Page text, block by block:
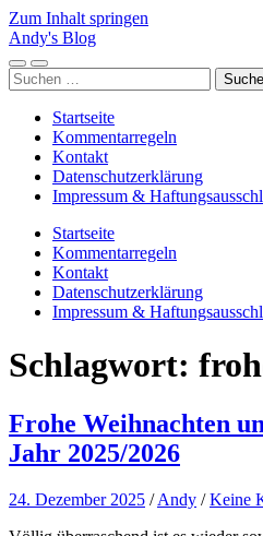
Zum Inhalt springen
Andy's Blog
Mobile-
Menü
Suchfeld
ein-/ausblenden
Suchen
nach:
Startseite
Kommentarregeln
Kontakt
Datenschutzerklärung
Impressum &
Startseite
Kommentarregeln
Kontakt
Datenschutzerklärung
Impressum &
Schlagwort:
Frohe Weihnachten
Jahr 2025/2026
24. Dezember 2025 /Andy /Keine